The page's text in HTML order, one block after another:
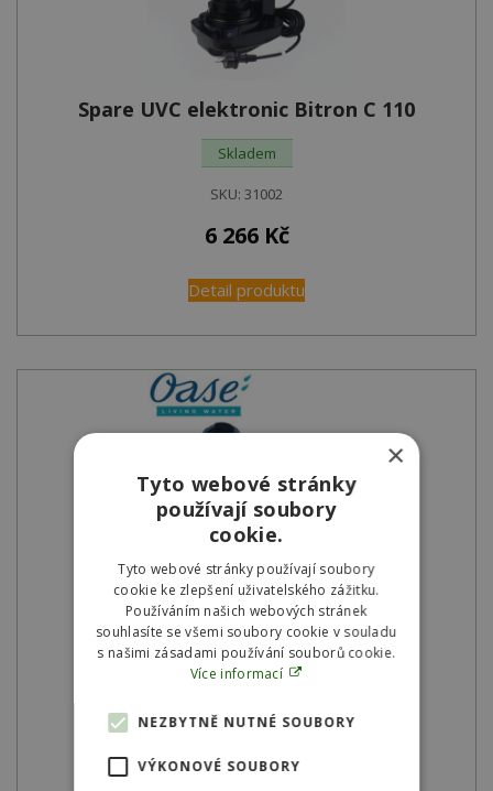
Spare UVC elektronic Bitron C 110
Skladem
SKU: 31002
6 266 Kč
Detail produktu
ASM trafo FiltoClear UVC 55 W
Na objednávku
SKU:15533
4 306Kč
Detail produktu
×
Tyto webové stránky
používají soubory
cookie.
Tyto webové stránky používají soubory
cookie ke zlepšení uživatelského zážitku.
Používáním našich webových stránek
souhlasíte se všemi soubory cookie v souladu
s našimi zásadami používání souborů cookie.
Více informací
NEZBYTNĚ NUTNÉ SOUBORY
VÝKONOVÉ SOUBORY